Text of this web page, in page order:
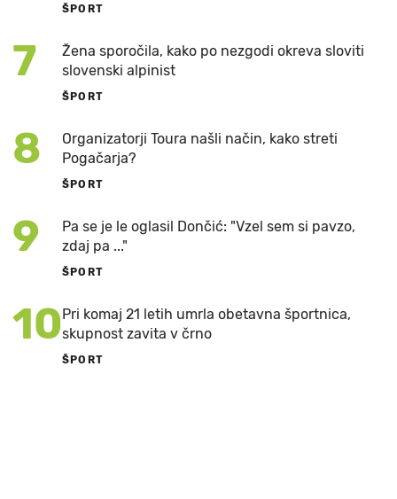
ŠPORT
7
Žena sporočila, kako po nezgodi okreva sloviti
slovenski alpinist
ŠPORT
8
Organizatorji Toura našli način, kako streti
Pogačarja?
ŠPORT
9
Pa se je le oglasil Dončić: "Vzel sem si pavzo,
zdaj pa ..."
ŠPORT
10Pri komaj 21 letih umrla obetavna športnica,
skupnost zavita v črno
ŠPORT